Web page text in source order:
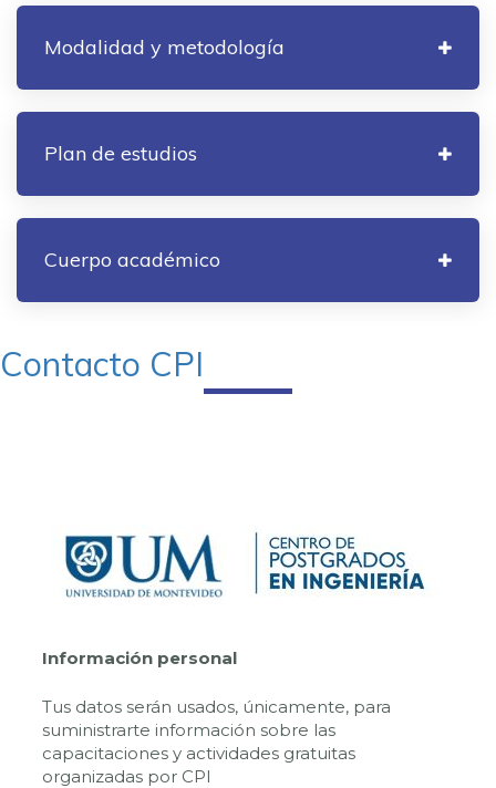
Modalidad y metodología
Plan de estudios
Cuerpo académico
Contacto CPI
Información personal
Tus datos serán usados, únicamente, para
suministrarte información sobre las
capacitaciones y actividades gratuitas
organizadas por CPI